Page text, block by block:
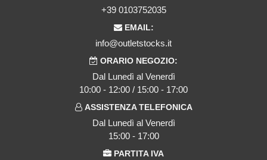
+39 0103752035
EMAIL:
info@outletstocks.it
ORARIO NEGOZIO:
Dal Lunedì al Venerdì
10:00 - 12:00 / 15:00 - 17:00
ASSISTENZA TELEFONICA
Dal Lunedì al Venerdì
15:00 - 17:00
PARTITA IVA